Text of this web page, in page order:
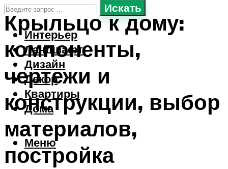
Искать
Интерьер
Ландшафт
Дизайн
Декор
Квартиры
Дома
Меню
Крыльцо к дому:
компоненты,
чертежи и
конструкции, выбор
материалов,
постройка